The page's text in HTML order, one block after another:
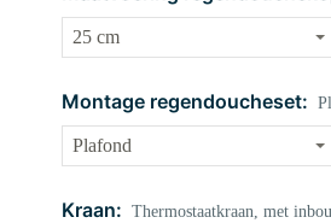
Montage regendoucheset:
Kraan: Thermostaatkraan, met